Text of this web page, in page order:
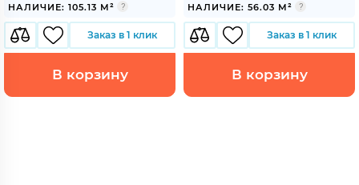
НАЛИЧИЕ: 105.13 М²
Заказ в 1 клик
В корзину
НАЛИЧИЕ: 56.03 М²
Заказ в 1 клик
В корзину